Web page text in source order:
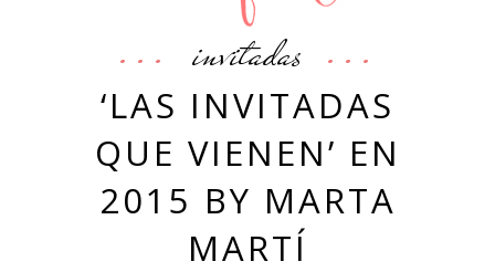
invitadas
‘LAS INVITADAS
QUE VIENEN’ EN
2015 BY MARTA
MARTÍ